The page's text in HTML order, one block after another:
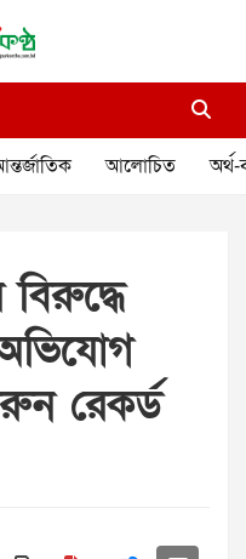
আলোচিত অর্থ-
অভিযোগ
রেকর্ড